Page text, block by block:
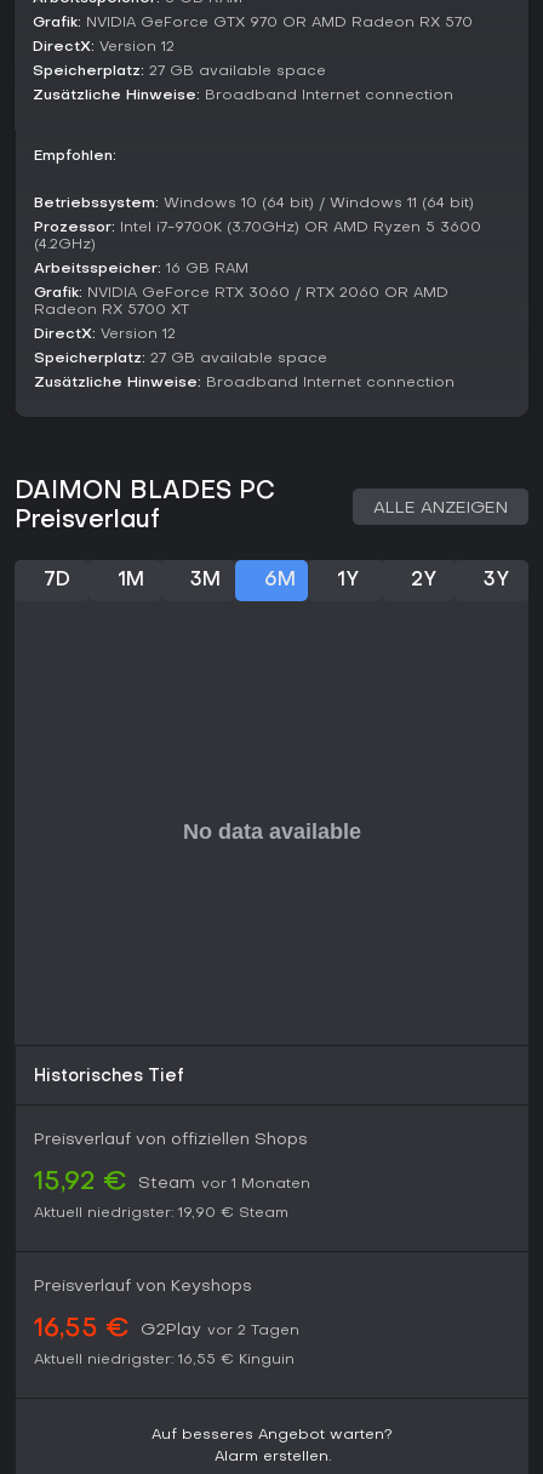
Daimon-Waffen, die je nach einwohnendem Daimon
einzigartig evolieren. Jede bietet besondere Fähigkeiten, die
durch das Füttern mit Feinden während der Runs aufsteigen
und mächtigere Skills freischalten. Zwischen Expeditionen
Ressourcensammlung für Crafting und Charakter-Level-ups.
Runs hinweg, während Roguelite-Resets dich zwingen,
Strategien an vielfältige Feindfamilien und deren Taktiken
anzupassen.
Daimon Blades eignet sich perfekt für Action-RPG-Fans mit
Roguelite-Twist, die anspruchsvolle Kämpfe und Waffen-
Sommer 2026 vorgesehen, Early-Access-Käufer erhalten
exklusive Rewards.
aus 606 Bewertungen, kürzlich jedoch bei 71 % positiv aus
69 Reviews der letzten 30 Tage - ein Zeichen für
Grafik: NVIDIA GeForce GTX 970 OR AMD Radeon RX 570
DirectX: Version 12
Speicherplatz: 27 GB available space
Zusätzliche Hinweise: Broadband Internet connection
Empfohlen:
Betriebssystem: Windows 10 (64 bit) / Windows 11 (64 bit)
Prozessor: Intel i7-9700K (3.70GHz) OR AMD Ryzen 5 3600
(4.2GHz)
Arbeitsspeicher: 16 GB RAM
Grafik: NVIDIA GeForce RTX 3060 / RTX 2060 OR AMD
Radeon RX 5700 XT
DirectX: Version 12
Speicherplatz: 27 GB available space
Zusätzliche Hinweise: Broadband Internet connection
DAIMON BLADES PC
Preisverlauf
ALLE ANZEIGEN
7D 1M 3M 6M 1Y 2Y 3Y
Historisches Tief
Preisverlauf von offiziellen Shops
15,92 € Steam vor 1 Monaten
Aktuell niedrigster: 19,90 € Steam
Preisverlauf von Keyshops
16,55 € G2Play vor 2 Tagen
Aktuell niedrigster: 16,55 € Kinguin
Auf besseres Angebot warten?
Alarm erstellen.